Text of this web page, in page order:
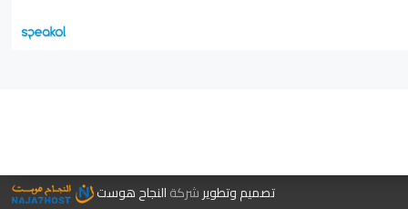
تصميم وتطويرشركةالنجاح هوست